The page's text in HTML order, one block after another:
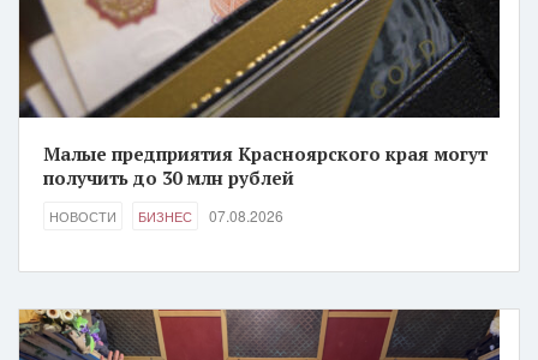
Малые предприятия Красноярского края могут
получить до 30 млн рублей
НОВОСТИ БИЗНЕС 07.08.2026